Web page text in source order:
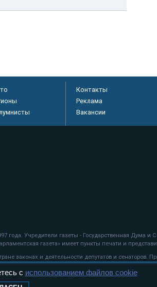
Контакты
Реклама
Вакансии
года. Учредители газеты - Государственная Дума
газета» имеет пункты печати и
законах и деятельности депутатов и сенаторов.
с использованием файлов cookie